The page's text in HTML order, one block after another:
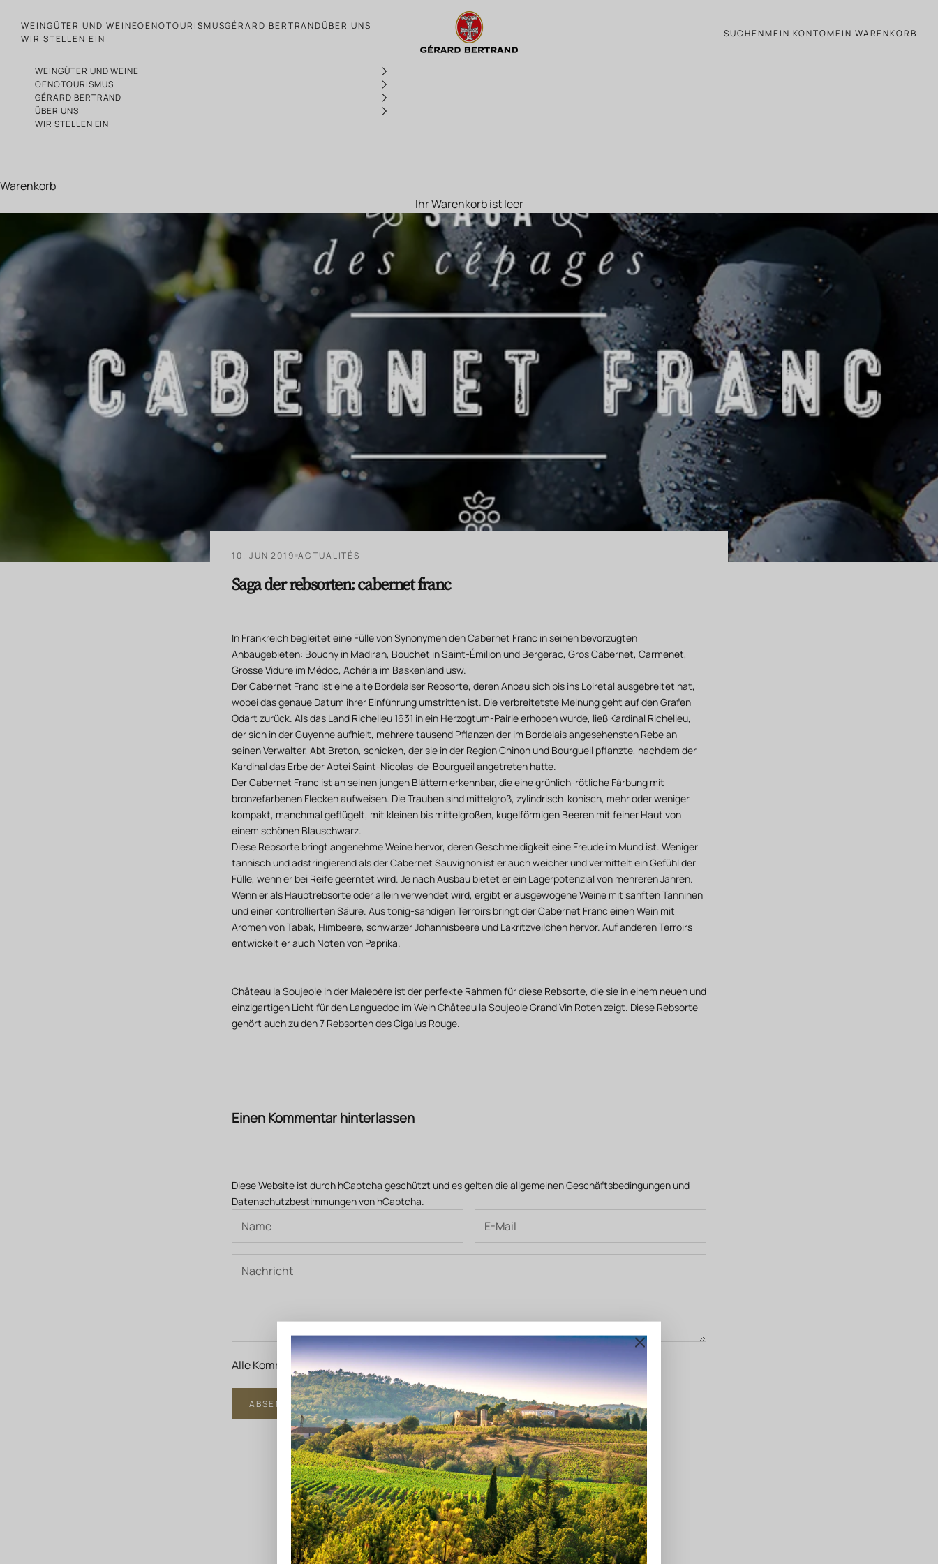
Saga der Rebsorten: Cabernet Franc
WEINGÜTER UND WEINEOENOTOURISMUSGÉRARD BERTRANDÜBER UNS
WIR STELLEN EIN
SUCHENMEIN KONTOMEIN WARENKORB
WEINGÜTER UND WEINE
OENOTOURISMUS
GÉRARD BERTRAND
ÜBER UNS
WIR STELLEN EIN
Warenkorb
Ihr Warenkorb ist leer
10. JUN 2019 ACTUALITÉS
Saga der rebsorten: cabernet franc
In Frankreich begleitet eine Fülle von Synonymen den Cabernet Franc in seinen bevorzugten
Anbaugebieten: Bouchy in Madiran, Bouchet in Saint-Émilion und Bergerac, Gros Cabernet, Carmenet,
Grosse Vidure im Médoc, Achéria im Baskenland usw.
Der Cabernet Franc ist eine alte Bordelaiser Rebsorte, deren Anbau sich bis ins Loiretal ausgebreitet hat,
wobei das genaue Datum ihrer Einführung umstritten ist. Die verbreitetste Meinung geht auf den Grafen
Odart zurück. Als das Land Richelieu 1631 in ein Herzogtum-Pairie erhoben wurde, ließ Kardinal Richelieu,
der sich in der Guyenne aufhielt, mehrere tausend Pflanzen der im Bordelais angesehensten Rebe an
seinen Verwalter, Abt Breton, schicken, der sie in der Region Chinon und Bourgueil pflanzte, nachdem der
Kardinal das Erbe der Abtei Saint-Nicolas-de-Bourgueil angetreten hatte.
Der Cabernet Franc ist an seinen jungen Blättern erkennbar, die eine grünlich-rötliche Färbung mit
bronzefarbenen Flecken aufweisen. Die Trauben sind mittelgroß, zylindrisch-konisch, mehr oder weniger
kompakt, manchmal geflügelt, mit kleinen bis mittelgroßen, kugelförmigen Beeren mit feiner Haut von
einem schönen Blauschwarz.
Diese Rebsorte bringt angenehme Weine hervor, deren Geschmeidigkeit eine Freude im Mund ist. Weniger
tannisch und adstringierend als der Cabernet Sauvignon ist er auch weicher und vermittelt ein Gefühl der
Fülle, wenn er bei Reife geerntet wird. Je nach Ausbau bietet er ein Lagerpotenzial von mehreren Jahren.
Wenn er als Hauptrebsorte oder allein verwendet wird, ergibt er ausgewogene Weine mit sanften Tanninen
und einer kontrollierten Säure. Aus tonig-sandigen Terroirs bringt der Cabernet Franc einen Wein mit
Aromen von Tabak, Himbeere, schwarzer Johannisbeere und Lakritzveilchen hervor. Auf anderen Terroirs
entwickelt er auch Noten von Paprika.
Château la Soujeole in der Malepère ist der perfekte Rahmen für diese Rebsorte, die sie in einem neuen und
einzigartigen Licht für den Languedoc im WeinChâteau la Soujeole Grand Vin Rotenzeigt. Diese Rebsorte
gehört auch zu den 7 Rebsorten desCigalus Rouge.
Einen Kommentar hinterlassen
Diese Website ist durch hCaptcha geschützt und es gelten dieallgemeinen Geschäftsbedingungenund
Datenschutzbestimmungenvon hCaptcha.
Alle Kommentare werden moderiert, bevor sie veröffentlicht werden.
ABSENDEN
Marke
Produkt